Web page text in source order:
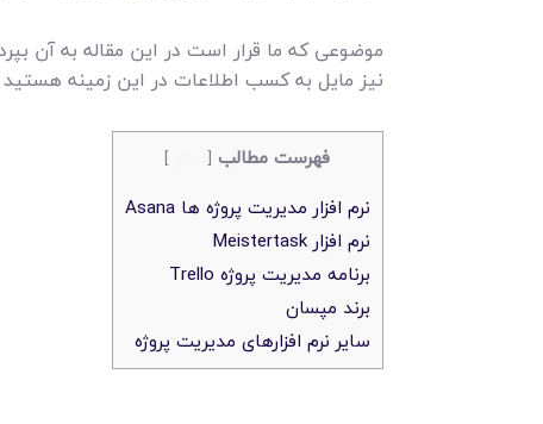
موضوعی که ما قرار است در این مقاله به آن
نیز مایل به کسب اطلاعات در این زمینه هستید
فهرست مطالب [بستن]
نرم افزار مدیریت پروژه ها Asana
نرم افزار Meistertask
برنامه مدیریت پروژه Trello
برند مپسان
سایر نرم افزارهای مدیریت پروژه